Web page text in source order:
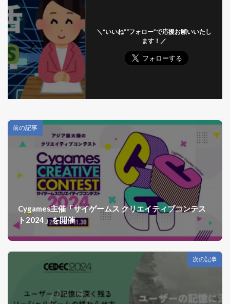
＼“いいね”“フォロー”で応援お願いいたし
ます！／
前の記事
Cygames主催「サイゲームス クリエイティブコンテス
ト2024」を開催
次の記事